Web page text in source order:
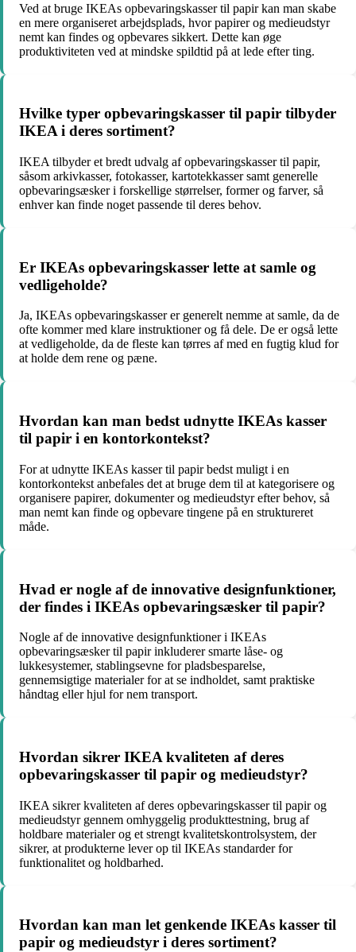
Ved at bruge IKEAs opbevaringskasser til papir kan man skabe
en mere organiseret arbejdsplads, hvor papirer og medieudstyr
nemt kan findes og opbevares sikkert. Dette kan øge
produktiviteten ved at mindske spildtid på at lede efter ting.
Hvilke typer opbevaringskasser til papir tilbyder
IKEA i deres sortiment?
IKEA tilbyder et bredt udvalg af opbevaringskasser til papir,
såsom arkivkasser, fotokasser, kartotekkasser samt generelle
opbevaringsæsker i forskellige størrelser, former og farver, så
enhver kan finde noget passende til deres behov.
Er IKEAs opbevaringskasser lette at samle og
vedligeholde?
Ja, IKEAs opbevaringskasser er generelt nemme at samle, da de
ofte kommer med klare instruktioner og få dele. De er også lette
at vedligeholde, da de fleste kan tørres af med en fugtig klud for
at holde dem rene og pæne.
Hvordan kan man bedst udnytte IKEAs kasser
til papir i en kontorkontekst?
For at udnytte IKEAs kasser til papir bedst muligt i en
kontorkontekst anbefales det at bruge dem til at kategorisere og
organisere papirer, dokumenter og medieudstyr efter behov, så
man nemt kan finde og opbevare tingene på en struktureret
måde.
Hvad er nogle af de innovative designfunktioner,
der findes i IKEAs opbevaringsæsker til papir?
Nogle af de innovative designfunktioner i IKEAs
opbevaringsæsker til papir inkluderer smarte låse- og
lukkesystemer, stablingsevne for pladsbesparelse,
gennemsigtige materialer for at se indholdet, samt praktiske
håndtag eller hjul for nem transport.
Hvordan sikrer IKEA kvaliteten af deres
opbevaringskasser til papir og medieudstyr?
IKEA sikrer kvaliteten af deres opbevaringskasser til papir og
medieudstyr gennem omhyggelig produkttestning, brug af
holdbare materialer og et strengt kvalitetskontrolsystem, der
sikrer, at produkterne lever op til IKEAs standarder for
funktionalitet og holdbarhed.
Hvordan kan man let genkende IKEAs kasser til
papir og medieudstyr i deres sortiment?